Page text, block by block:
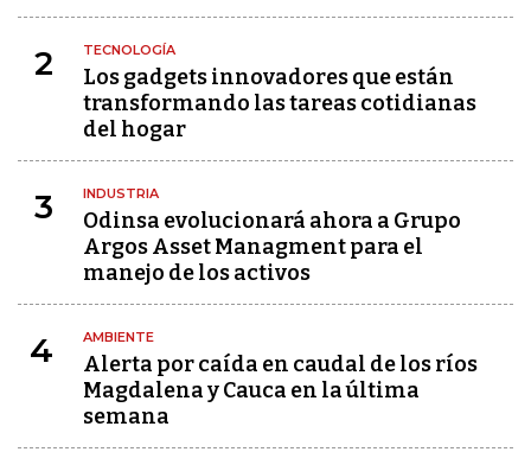
2 TECNOLOGÍA
Los gadgets innovadores que están
transformando las tareas cotidianas
del hogar
3 INDUSTRIA
Odinsa evolucionará ahora a Grupo
Argos Asset Managment para el
manejo de los activos
4 AMBIENTE
Alerta por caída en caudal de los ríos
Magdalena y Cauca en la última
semana